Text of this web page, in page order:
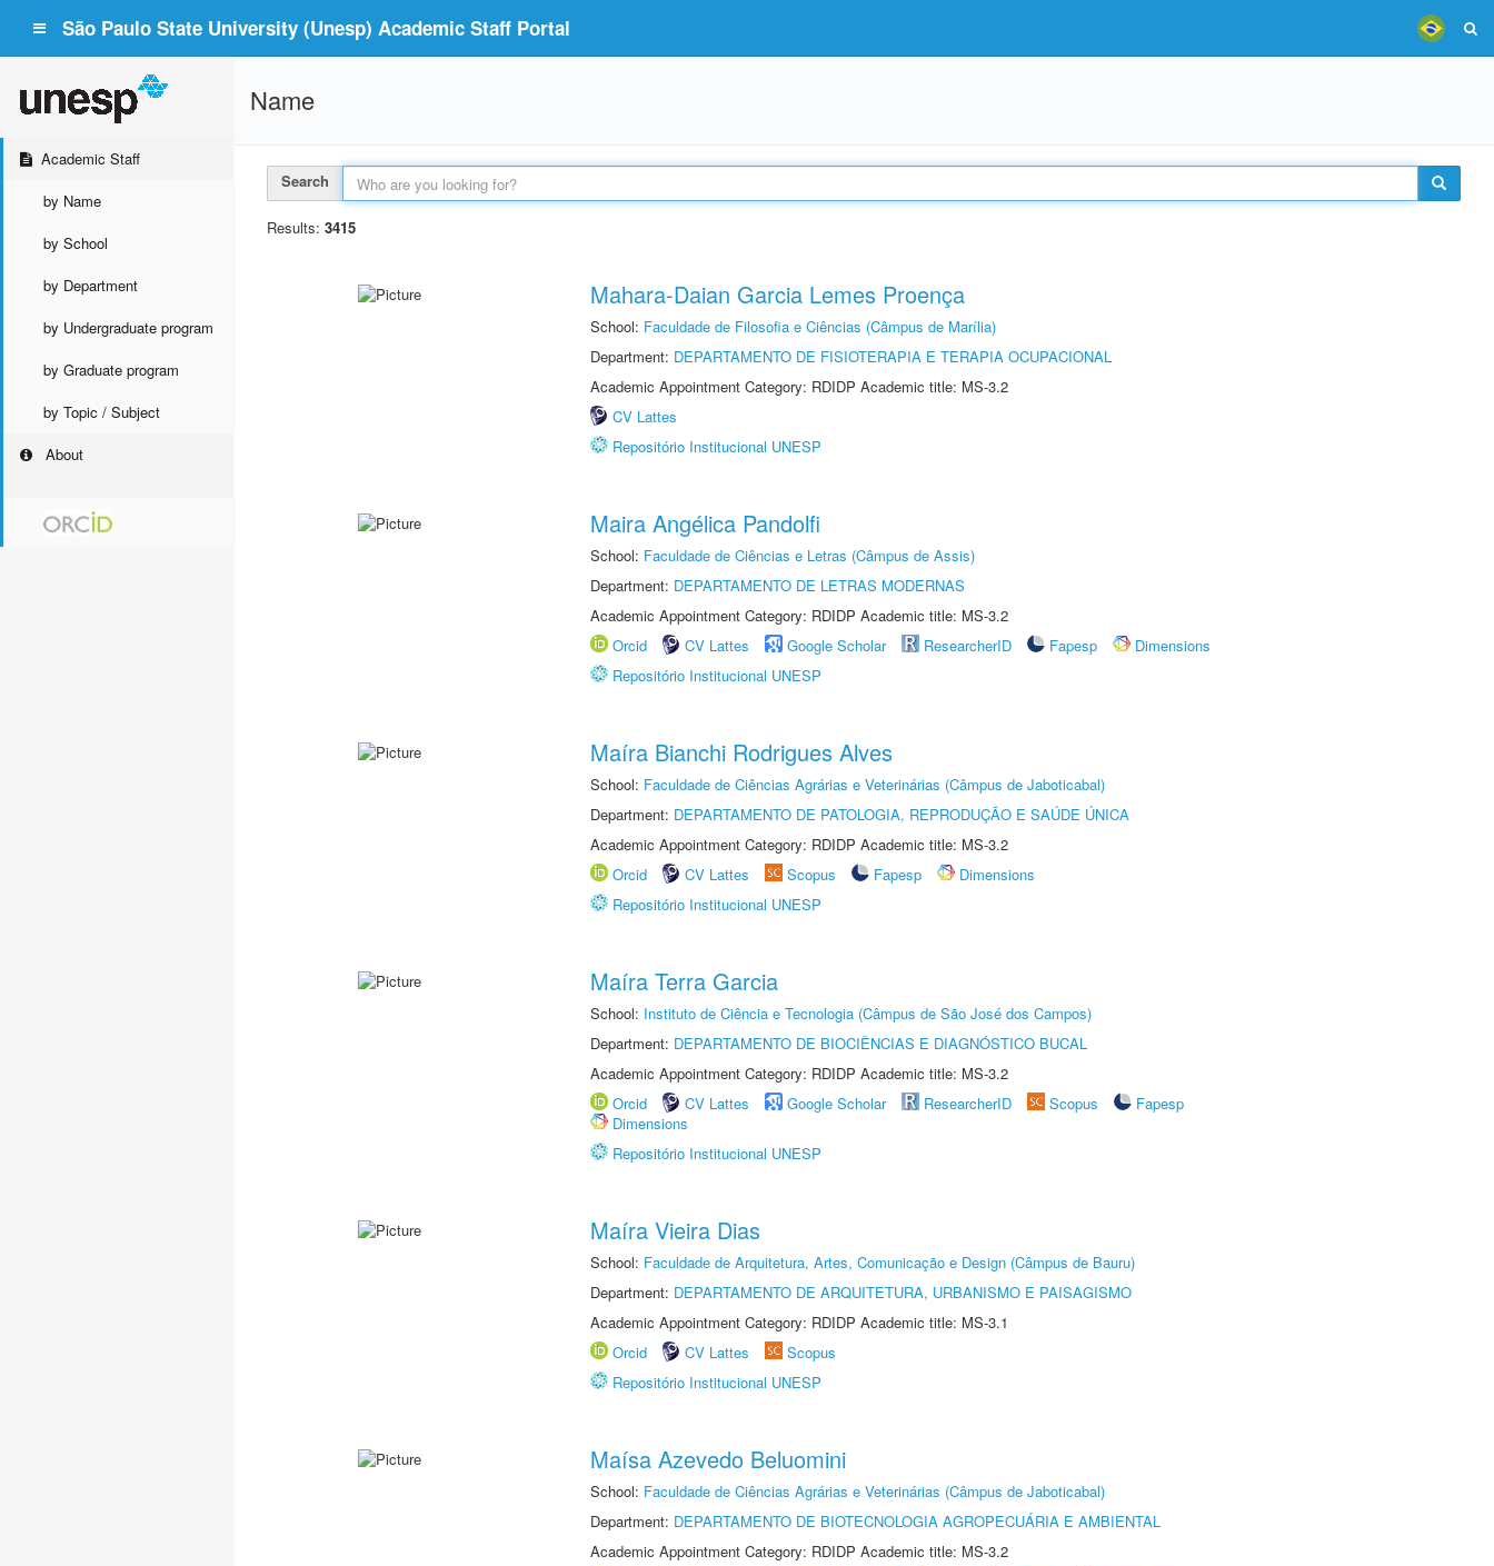
São Paulo State University (Unesp) Academic Staff Portal
Academic Staff
by Name
by School
by Department
by Undergraduate program
by Graduate program
by Topic / Subject
About
Name
Search
Results: 3415
Mahara-Daian Garcia Lemes Proença
School: Faculdade de Filosofia e Ciências (Câmpus de Marília)
Department: DEPARTAMENTO DE FISIOTERAPIA E TERAPIA OCUPACIONAL
Academic Appointment Category: RDIDP Academic title: MS-3.2
CV Lattes
Repositório Institucional UNESP
Maira Angélica Pandolfi
School: Faculdade de Ciências e Letras (Câmpus de Assis)
Department: DEPARTAMENTO DE LETRAS MODERNAS
Academic Appointment Category: RDIDP Academic title: MS-3.2
Orcid
CV Lattes Google Scholar ResearcherID Fapesp
Dimensions
Repositório Institucional UNESP
Maíra Bianchi Rodrigues Alves
School: Faculdade de Ciências Agrárias e Veterinárias (Câmpus de Jaboticabal)
Department: DEPARTAMENTO DE PATOLOGIA, REPRODUÇÃO E SAÚDE ÚNICA
Academic Appointment Category: RDIDP Academic title: MS-3.2
Orcid
CV Lattes Scopus Fapesp
Dimensions
Repositório Institucional UNESP
Maíra Terra Garcia
School: Instituto de Ciência e Tecnologia (Câmpus de São José dos Campos)
Department: DEPARTAMENTO DE BIOCIÊNCIAS E DIAGNÓSTICO BUCAL
Academic Appointment Category: RDIDP Academic title: MS-3.2
Orcid
CV Lattes Google Scholar ResearcherID Scopus
Fapesp
Dimensions
Repositório Institucional UNESP
Maíra Vieira Dias
School: Faculdade de Arquitetura, Artes, Comunicação e Design (Câmpus de Bauru)
Department: DEPARTAMENTO DE ARQUITETURA, URBANISMO E PAISAGISMO
Academic Appointment Category: RDIDP Academic title: MS-3.1
Orcid
CV Lattes
Scopus
Repositório Institucional UNESP
Maísa Azevedo Beluomini
School: Faculdade de Ciências Agrárias e Veterinárias (Câmpus de Jaboticabal)
Department: DEPARTAMENTO DE BIOTECNOLOGIA AGROPECUÁRIA E AMBIENTAL
Academic Appointment Category: RDIDP Academic title: MS-3.2